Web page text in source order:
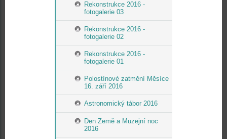
Rekonstrukce 2016 -
fotogalerie 03
Rekonstrukce 2016 -
fotogalerie 02
Rekonstrukce 2016 -
fotogalerie 01
Polostínové zatmění Měsíce
16. září 2016
Astronomický tábor 2016
Den Země a Muzejní noc
2016